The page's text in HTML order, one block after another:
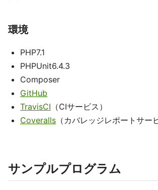
環境
PHP7.1
PHPUnit6.4.3
Composer
GitHub
TravisCI （CIサービス）
Coveralls （カバレッジレポートサー
サンプルプログラム